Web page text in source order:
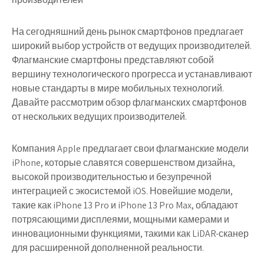
На сегодняшний день рынок смартфонов предлагает
широкий выбор устройств от ведущих производителей.
Флагманские смартфоны представляют собой
вершину технологического прогресса и устанавливают
новые стандарты в мире мобильных технологий.
Давайте рассмотрим обзор флагманских смартфонов
от нескольких ведущих производителей.
Компания Apple предлагает свои флагманские модели
iPhone, которые славятся совершенством дизайна,
высокой производительностью и безупречной
интеграцией с экосистемой iOS. Новейшие модели,
такие как iPhone 13 Pro и iPhone 13 Pro Max, обладают
потрясающими дисплеями, мощными камерами и
инновационными функциями, такими как LiDAR-сканер
для расширенной дополненной реальности.